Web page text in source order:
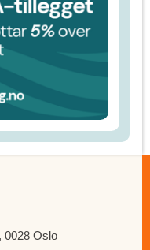
0028 Oslo